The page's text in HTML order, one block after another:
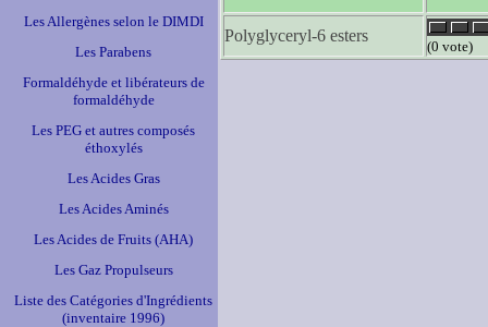
Les Allergènes selon le DIMDI
Les Parabens
Formaldéhyde et libérateurs de
formaldéhyde
Les PEG et autres composés
éthoxylés
Les Acides Gras
Les Acides Aminés
Les Acides de Fruits (AHA)
Les Gaz Propulseurs
Liste des Catégories d'Ingrédients
(inventaire 1996)
Polyglyceryl-6 esters
(0 vote)